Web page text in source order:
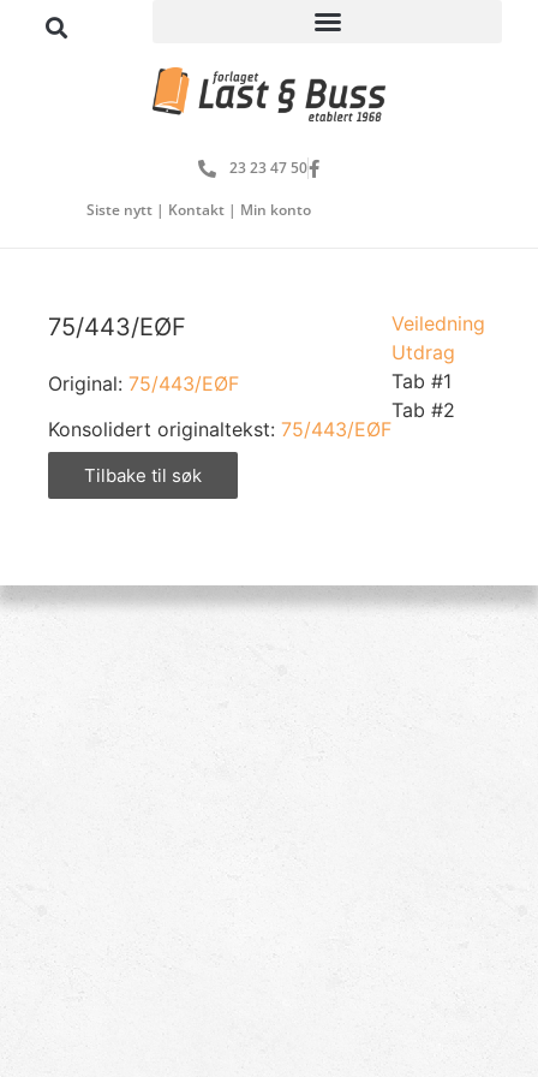
23 23 47 50
Siste nytt | Kontakt | Min konto
75/443/EØF
Original: 75/443/EØF
Konsolidert originaltekst: 75/443/EØF
Tilbake til søk
Veiledning
Utdrag
Tab #1
Tab #2